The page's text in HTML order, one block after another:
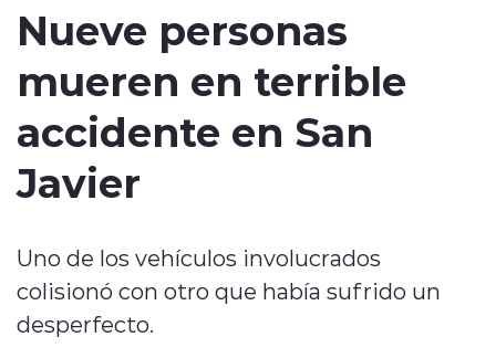
modo claro
Nueve personas
mueren en terrible
accidente en San
Javier
Uno de los vehículos involucrados
colisionó con otro que había sufrido un
desperfecto.